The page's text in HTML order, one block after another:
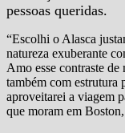
pessoas queridas.
“Escolhi o Alasca
natureza exuberante
Amo esse contraste de
também com estrutura
aproveitarei a viagem
que moram em